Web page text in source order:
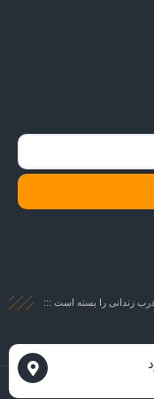
زندانی را بسته است :::